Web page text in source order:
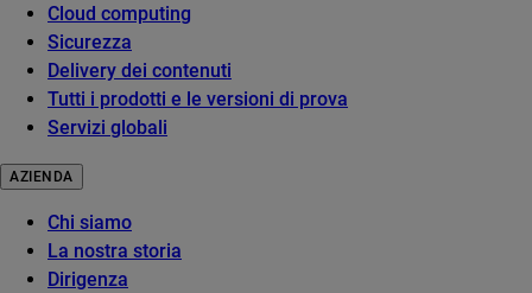
Cloud computing
Sicurezza
Delivery dei contenuti
Tutti i prodotti e le versioni di prova
Servizi globali
AZIENDA
Chi siamo
La nostra storia
Dirigenza